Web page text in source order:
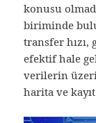
konusu
biriminde
transfer
efektif hale
verilerin
harita ve